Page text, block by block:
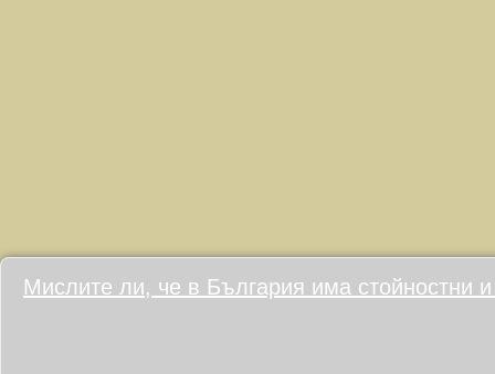
Мислите ли, че в България има стойностни